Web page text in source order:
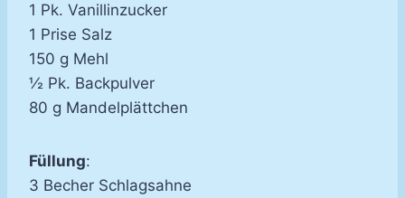
1 Pk. Vanillinzucker
1 Prise Salz
150 g Mehl
½ Pk. Backpulver
80 g Mandelplättchen
Füllung:
3 Becher Schlagsahne